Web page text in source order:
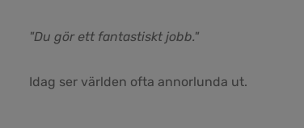
"Du gör ett fantastiskt jobb."
Idag ser världen ofta annorlunda ut.